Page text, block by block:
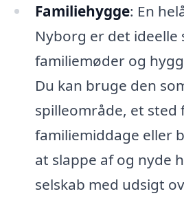
Familiehygge: En
Nyborg er det ideelle
familiemøder og
Du kan bruge den
spilleområde, et sted
familiemiddage eller
at slappe af og nyde
selskab med udsigt